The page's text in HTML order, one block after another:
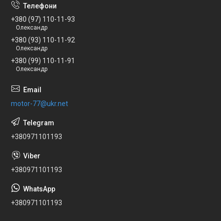
+380 (97) 110-11-93
Олександр
+380 (93) 110-11-92
Олександр
+380 (99) 110-11-91
Олександр
motor-77@ukr.net
+380971101193
+380971101193
+380971101193